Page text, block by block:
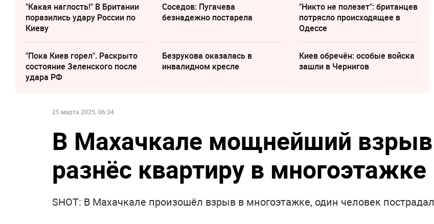
"Какая наглость!" В Британии
поразились удару России по
Киеву
Соседов: Пугачева
безнадежно постарела
"Никто не полезет": британцев
потрясло происходящее в
Одессе
"Пока Киев горел". Раскрыто
состояние Зеленского после
удара РФ
Безрукова оказалась в
инвалидном кресле
Киев обречён: особые войска
зашли в Чернигов
25 марта 2025, 06:34
В Махачкале мощнейший взрыв
разнёс квартиру в многоэтажке
SHOT: В Махачкале произошёл взрыв в многоэтажке, один человек пострадал